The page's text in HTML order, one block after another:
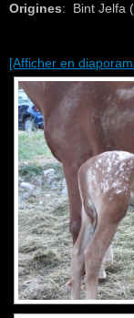
Origines: Bint Jelfa
[Afficher en